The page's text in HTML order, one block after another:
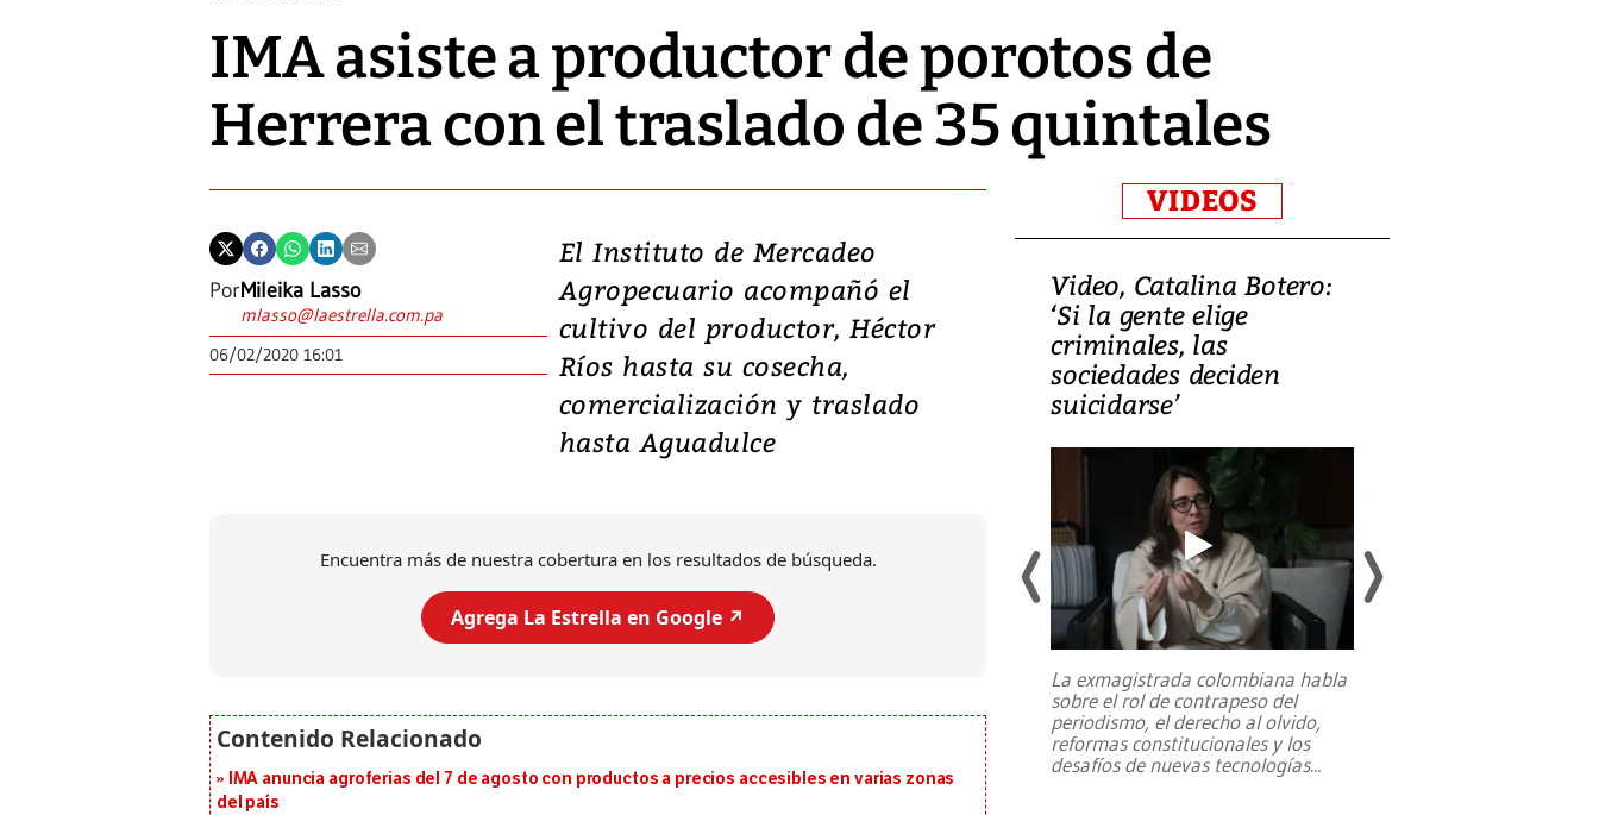
IMA asiste a productor de porotos de
Herrera con el traslado de 35 quintales
PorMileika Lasso
mlasso@laestrella.com.pa
06/02/2020 16:01
El Instituto de Mercadeo
Agropecuario acompañó el
cultivo del productor, Héctor
Ríos hasta su cosecha,
comercialización y traslado
hasta Aguadulce
Encuentra más de nuestra cobertura en los resultados de búsqueda.
Agrega La Estrella en Google ↗️
IMA anuncia agroferias del 7 de agosto con productos a precios accesibles en varias zonas
del país
VIDEOS
Video, Japón: Terremoto
deja heridos y graves
daños en Kumamoto
Un fuerte terremoto de magnitud
7,1 se registró este martes 28 de
Video, Catalina Botero:
‘Si la gente elige
criminales, las
sociedades deciden
suicidarse’
La exmagistrada colombiana habla
sobre el rol de contrapeso del
periodismo, el derecho al olvido,
reformas constitucionales y los
desafíos de nuevas tecnologías...